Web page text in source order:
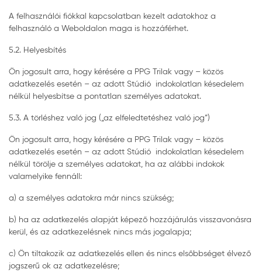
A felhasználói fiókkal kapcsolatban kezelt adatokhoz a
felhasználó a Weboldalon maga is hozzáférhet.
5.2. Helyesbítés
Ön jogosult arra, hogy kérésére a PPG Trilak vagy – közös
adatkezelés esetén – az adott Stúdió indokolatlan késedelem
nélkül helyesbítse a pontatlan személyes adatokat.
5.3. A törléshez való jog („az elfeledtetéshez való jog”)
Ön jogosult arra, hogy kérésére a PPG Trilak vagy – közös
adatkezelés esetén – az adott Stúdió indokolatlan késedelem
nélkül törölje a személyes adatokat, ha az alábbi indokok
valamelyike fennáll:
a) a személyes adatokra már nincs szükség;
b) ha az adatkezelés alapját képező hozzájárulás visszavonásra
kerül, és az adatkezelésnek nincs más jogalapja;
c) Ön tiltakozik az adatkezelés ellen és nincs elsőbbséget élvező
jogszerű ok az adatkezelésre;